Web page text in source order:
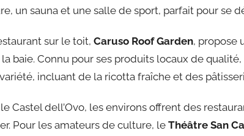
un sauna et une salle de sport, parfait pour se
sur le toit, Caruso Roof Garden, propose
baie. Connu pour ses produits locaux de
incluant de la ricotta fraîche et des
Castel dell’Ovo, les environs offrent des
Pour les amateurs de culture, le Théâtre San